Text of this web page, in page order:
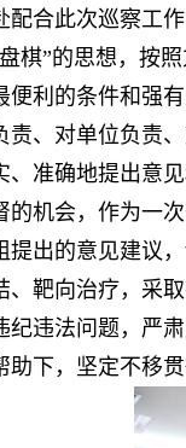
合此次巡察工
棋”的思想，按
利的条件和强有
责、对单位负责
准确地提出意
的机会，作为一
提出的意见建议
、靶向治疗，采
纪违法问题，严
下，坚定不移